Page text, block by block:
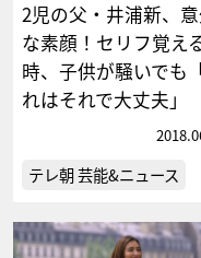
2児の父・井浦新、
な素顔！セリフ覚え
時、子供が騒いでも
れはそれで大丈夫」
テレ朝 芸能&ニュース